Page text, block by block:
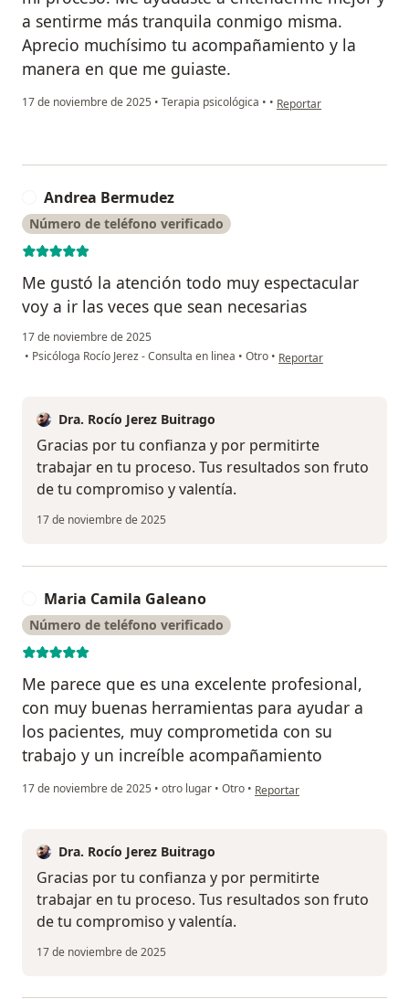
a sentirme más tranquila conmigo misma.
Aprecio muchísimo tu acompañamiento y la
manera en que me guiaste.
17 de noviembre de 2025 • Terapia psicológica • • en opinión del usuario
Reportar
Andrea Bermudez
Número de teléfono verificado
Me gustó la atención todo muy espectacular
voy a ir las veces que sean necesarias
17 de noviembre de 2025
• Psicóloga Rocío Jerez - Consulta en linea • Otro • en opinión del usuario
Reportar
Dra. Rocío Jerez Buitrago
Gracias por tu confianza y por permitirte
trabajar en tu proceso. Tus resultados son fruto
de tu compromiso y valentía.
17 de noviembre de 2025
Maria Camila Galeano
Número de teléfono verificado
Me parece que es una excelente profesional,
con muy buenas herramientas para ayudar a
los pacientes, muy comprometida con su
trabajo y un increíble acompañamiento
17 de noviembre de 2025 • otro lugar • Otro • en opinión del usuario Maria
Reportar
Dra. Rocío Jerez Buitrago
Gracias por tu confianza y por permitirte
trabajar en tu proceso. Tus resultados son fruto
de tu compromiso y valentía.
17 de noviembre de 2025